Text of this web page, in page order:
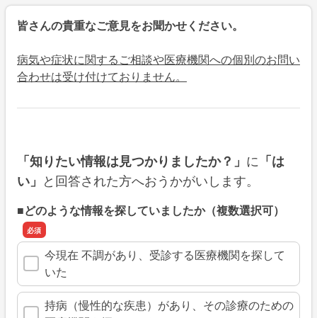
皆さんの貴重なご意見をお聞かせください。
病気や症状に関するご相談や医療機関への個別のお問い
合わせは受け付けておりません。
「知りたい情報は見つかりましたか？」 に 「は
い」 と回答された方へおうかがいします。
■どのような情報を探していましたか（複数選択可）
今現在 不調があり、受診する医療機関を探して
いた
持病（慢性的な疾患）があり、その診療のための